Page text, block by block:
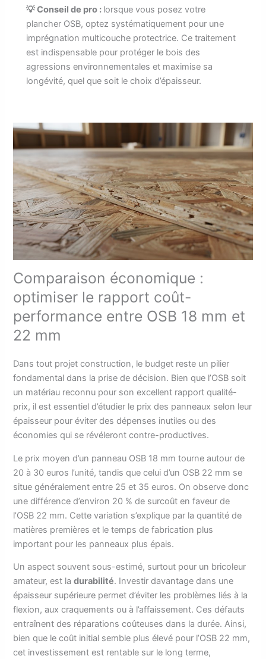
💡 Conseil de pro : lorsque vous posez votre
plancher OSB, optez systématiquement pour une
imprégnation multicouche protectrice. Ce traitement
est indispensable pour protéger le bois des
agressions environnementales et maximise sa
longévité, quel que soit le choix d’épaisseur.
Comparaison économique :
optimiser le rapport coût-
performance entre OSB 18 mm et
22 mm
Dans tout projet construction, le budget reste un pilier
fondamental dans la prise de décision. Bien que l’OSB soit
un matériau reconnu pour son excellent rapport qualité-
prix, il est essentiel d’étudier le prix des panneaux selon leur
épaisseur pour éviter des dépenses inutiles ou des
économies qui se révéleront contre-productives.
Le prix moyen d’un panneau OSB 18 mm tourne autour de
20 à 30 euros l’unité, tandis que celui d’un OSB 22 mm se
situe généralement entre 25 et 35 euros. On observe donc
une différence d’environ 20 % de surcoût en faveur de
l’OSB 22 mm. Cette variation s’explique par la quantité de
matières premières et le temps de fabrication plus
important pour les panneaux plus épais.
Un aspect souvent sous-estimé, surtout pour un bricoleur
amateur, est ladurabilité. Investir davantage dans une
épaisseur supérieure permet d’éviter les problèmes liés à la
flexion, aux craquements ou à l’affaissement. Ces défauts
entraînent des réparations coûteuses dans la durée. Ainsi,
bien que le coût initial semble plus élevé pour l’OSB 22 mm,
cet investissement est rentable sur le long terme,